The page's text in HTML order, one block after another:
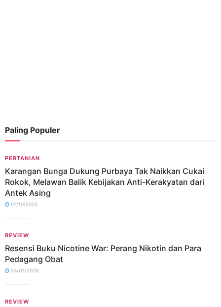
Paling Populer
PERTANIAN
Karangan Bunga Dukung Purbaya Tak Naikkan Cukai
Rokok, Melawan Balik Kebijakan Anti-Kerakyatan dari
Antek Asing
01/10/2025
REVIEW
Resensi Buku Nicotine War: Perang Nikotin dan Para
Pedagang Obat
24/02/2026
REVIEW